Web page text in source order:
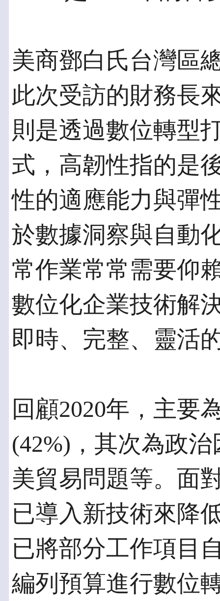
美商鄧白氏台灣區
此次受訪的財務長
則是透過數位轉型
式，高韌性指的是
性的適應能力與彈
於數據洞察與自動
常作業常常需要仰
數位化企業技術解
即時、完整、靈活
回顧2020年，主要
(42%)，其次為政
美貿易問題等。面
已導入新技術來降
已將部分工作項目
編列預算進行數位